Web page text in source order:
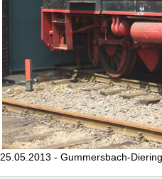
25.05.2013 - Gummersbach-